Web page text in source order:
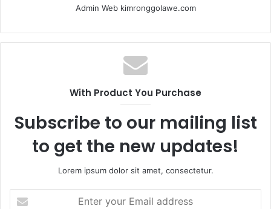
Admin Web kimronggolawe.com
With Product You Purchase
Subscribe to our mailing list
to get the new updates!
Lorem ipsum dolor sit amet, consectetur.